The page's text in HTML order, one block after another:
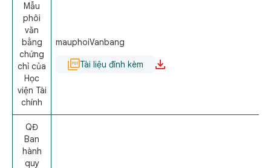
Mẫu
phôi
văn
bằng
chứng
chỉ của
Học
viện Tài
chính
mauphoiVanbang
Tài liệu đính kèm
QĐ
Ban
hành
quy